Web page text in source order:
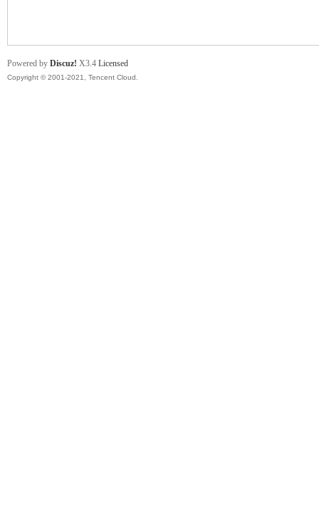
Powered by Discuz! X3.4 Licensed
Copyright © 2001-2021, Tencent Cloud.